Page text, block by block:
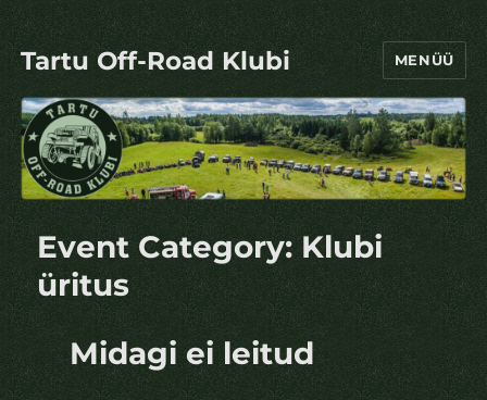
Tartu Off-Road Klubi MENÜÜ
Event Category: Klubi
üritus
Midagi ei leitud